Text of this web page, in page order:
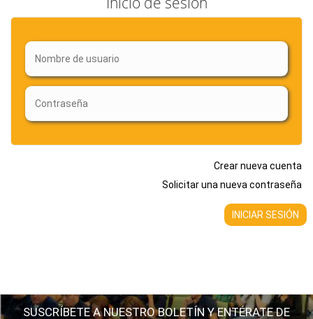
Crear nueva cuenta
Solicitar una nueva contraseña
SUSCRÍBETE A NUESTRO BOLETÍN Y ENTÉRATE DE